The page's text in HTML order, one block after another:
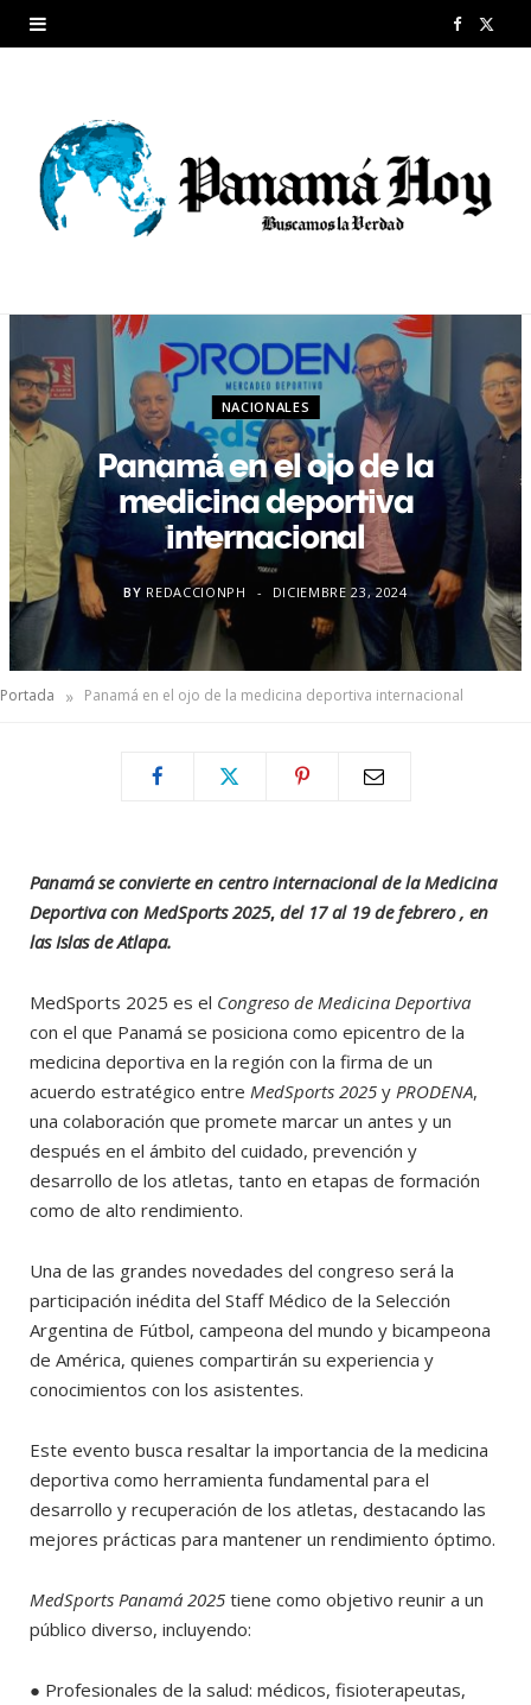
F
b
e
r
NACIONALES
Panamá en el ojo de la
medicina deportiva
internacional
BY REDACCIONPH DICIEMBRE 23, 2024
Portada » Panamá en el ojo de la medicina deportiva internacional
Panamá se convierte en centro internacional de la Medicina
Deportiva con MedSports 2025, del 17 al 19 de febrero , en
las Islas de Atlapa.
MedSports 2025 es el Congreso de Medicina Deportiva
con el que Panamá se posiciona como epicentro de la
medicina deportiva en la región con la firma de un
acuerdo estratégico entre MedSports 2025 y PRODENA,
una colaboración que promete marcar un antes y un
después en el ámbito del cuidado, prevención y
desarrollo de los atletas, tanto en etapas de formación
como de alto rendimiento.
Una de las grandes novedades del congreso será la
participación inédita del Staff Médico de la Selección
Argentina de Fútbol, campeona del mundo y bicampeona
de América, quienes compartirán su experiencia y
conocimientos con los asistentes.
Este evento busca resaltar la importancia de la medicina
deportiva como herramienta fundamental para el
desarrollo y recuperación de los atletas, destacando las
mejores prácticas para mantener un rendimiento óptimo.
MedSports Panamá 2025 tiene como objetivo reunir a un
público diverso, incluyendo:
● Profesionales de la salud: médicos, fisioterapeutas,